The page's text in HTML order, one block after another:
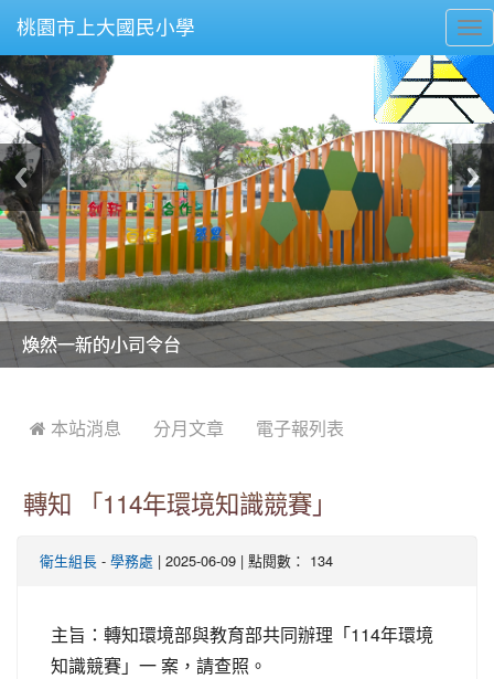
桃園市上大國民小學
美麗的操場是我們活力的來源
美麗的操場是我們活力的來源
煥然一新的小司令台
煥然一新的小司令台
富含桃園埤塘田園風光意象的中廊
富含桃園埤塘田園風光意象的中廊
嶄新的中庭廣場
嶄新的中庭廣場
水生池生生不息
水生池生生不息
 本站消息 分月文章 電子報列表
轉知 「114年環境知識競賽」
衛生組長 - 學務處 | 2025-06-09 | 點閱數： 134
主旨：轉知環境部與教育部共同辦理「114年環境
知識競賽」一 案，請查照。